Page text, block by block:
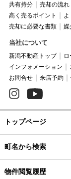
共有持分
売却の流れ
高く売るポイント
よ
売却に必要な書類
媒
当社について
新潟不動産トップ
インフォメーション
お問合せ
来店予約
トップページ
町名から検索
物件閲覧履歴